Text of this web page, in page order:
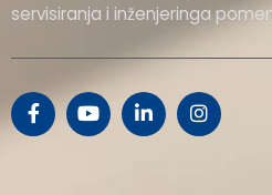
servisiranja i inženjeringa